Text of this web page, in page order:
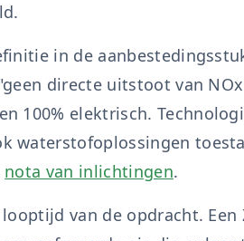
in de
directe uitstoot van
100% elektrisch.
waterstofoplossingen
nota van inlichtingen.
van de opdracht.